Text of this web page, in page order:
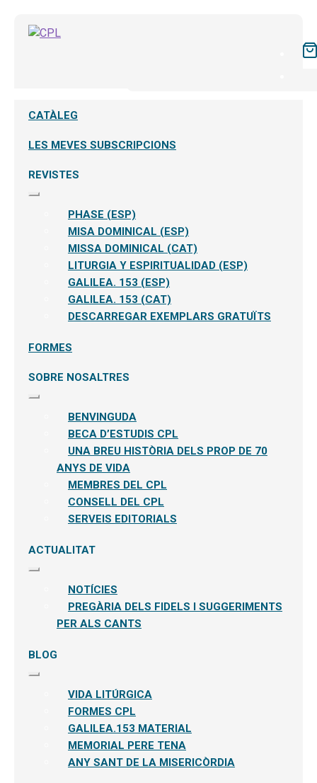
CATÀLEG
LES MEVES SUBSCRIPCIONS
REVISTES
Expandeix
secundari
PHASE (ESP)
MISA DOMINICAL (ESP)
MISSA DOMINICAL (CAT)
LITURGIA Y ESPIRITUALIDAD (ESP)
GALILEA. 153 (ESP)
GALILEA. 153 (CAT)
DESCARREGAR EXEMPLARS GRATUÏTS
FORMES
SOBRE NOSALTRES
Expandeix
secundari
BENVINGUDA
BECA D’ESTUDIS CPL
UNA BREU HISTÒRIA DELS PROP DE 70
ANYS DE VIDA
MEMBRES DEL CPL
CONSELL DEL CPL
SERVEIS EDITORIALS
ACTUALITAT
Expandeix
secundari
NOTÍCIES
PREGÀRIA DELS FIDELS I SUGGERIMENTS
PER ALS CANTS
BLOG
Expandeix
secundari
VIDA LITÚRGICA
FORMES CPL
GALILEA.153 MATERIAL
MEMORIAL PERE TENA
ANY SANT DE LA MISERICÒRDIA